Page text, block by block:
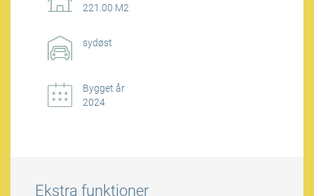
221.00 M2
sydøst
Bygget år
2024
Ekstra funktioner